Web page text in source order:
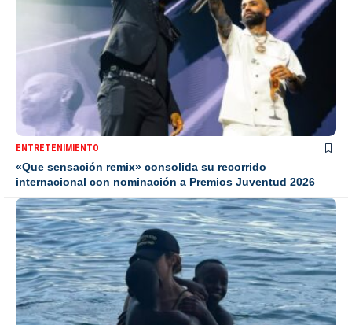
ENTRETENIMIENTO
«Que sensación remix» consolida su recorrido
internacional con nominación a Premios Juventud 2026